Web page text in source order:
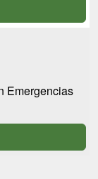
Emergencias